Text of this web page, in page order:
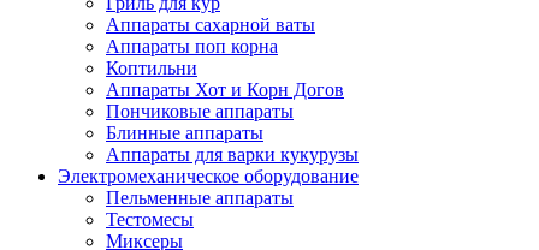
Аппараты сахарной ваты
Аппараты поп корна
Коптильни
Аппараты Хот и Корн Догов
Пончиковые аппараты
Блинные аппараты
Аппараты для варки кукурузы
Электромеханическое оборудование
Пельменные аппараты
Тестомесы
Миксеры